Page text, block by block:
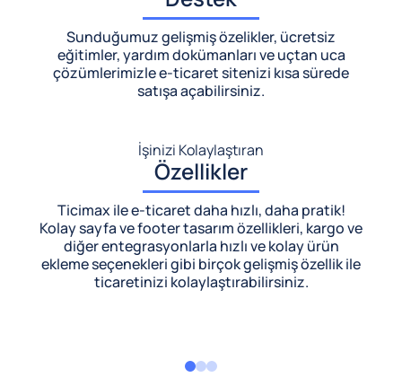
Sunduğumuz gelişmiş özelikler, ücretsiz
eğitimler, yardım dokümanları ve uçtan uca
çözümlerimizlee-ticaret sitenizi kısa sürede
satışa açabilirsiniz.
İşinizi Kolaylaştıran
Özellikler
Ticimax ile e-ticaret daha hızlı, daha pratik!
Kolay sayfa ve footer tasarım özellikleri, kargo ve
diğer entegrasyonlarla hızlı ve kolay ürün
ekleme seçenekleri gibi birçok gelişmiş özellik ile
ticaretinizi kolaylaştırabilirsiniz.